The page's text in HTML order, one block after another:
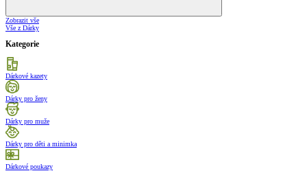
Zobrazit vše
Vše z Dárky
Kategorie
Dárkové kazety
Dárky pro ženy
Dárky pro muže
Dárky pro děti a minimka
Dárkové poukazy